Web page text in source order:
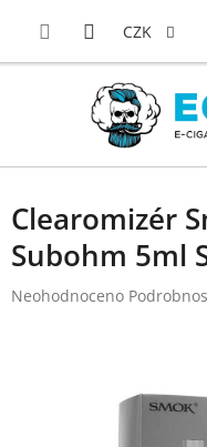
CZK
Clearomizér
Subohm 5ml
Průměrné
Neohodnoceno